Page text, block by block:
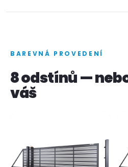
BAREVNÁ PROVEDENÍ
8 odstínů —
váš